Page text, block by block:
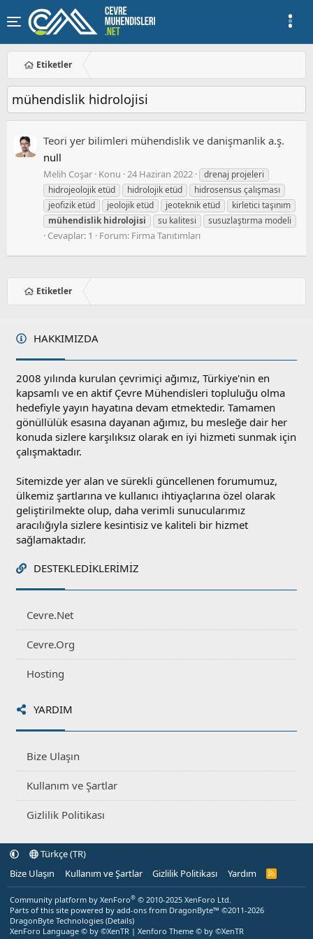
Etiketler
mühendislik hidrolojisi
Teori̇ yer bi̇li̇mleri̇ mühendi̇sli̇k ve danişmanlik a.ş.
null
Melih Coşar Konu 24 Haziran 2022
drenaj projeleri
hidrojeolojik etüd
hidrolojik etüd
hidrosensus çalışması
jeofizik etüd
jeolojik etüd jeoteknik etüd
kirletici taşınım
mühendislik hidrolojisi su kalitesi susuzlaştırma modeli
Cevaplar: 1 Forum: Firma Tanıtımları
Etiketler
HAKKIMIZDA
2008 yılında kurulan çevrimiçi ağımız, Türkiye'nin en
kapsamlı ve en aktif Çevre Mühendisleri topluluğu olma
hedefiyle yayın hayatına devam etmektedir. Tamamen
gönüllülük esasına dayanan ağımız, bu mesleğe dair her
konuda sizlere karşılıksız olarak en iyi hizmeti sunmak için
çalışmaktadır.
Sitemizde yer alan ve sürekli güncellenen forumumuz,
ülkemiz şartlarına ve kullanıcı ihtiyaçlarına özel olarak
geliştirilmekte olup, daha verimli sunucularımız
aracılığıyla sizlere kesintisiz ve kaliteli bir hizmet
sağlamaktadır.
DESTEKLEDIKLERIMIZ
Cevre.Net
Cevre.Org
Hosting
YARDIM
Bize Ulaşın
Kullanım ve Şartlar
Gizlilik Politikası
Türkçe (TR)
Bize Ulaşın
Kullanım ve Şartlar Gizlilik Politikası Yardım
R
Community platform by XenForo® © 2010-2025 XenForo Ltd.
Parts of this site powered by add-ons from DragonByte™ ©2011-2026
DragonByte Technologies (Details)
XenForo Language © by ©XenTR | Xenforo Theme © by ©XenTR